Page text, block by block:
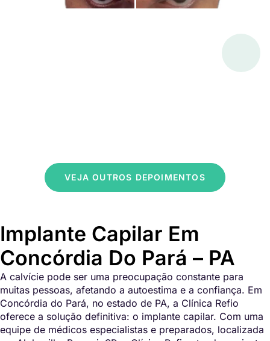
VEJA OUTROS DEPOIMENTOS
Implante Capilar Em
Concórdia Do Pará – PA
A calvície pode ser uma preocupação constante para
muitas pessoas, afetando a autoestima e a confiança. Em
Concórdia do Pará, no estado de PA, a Clínica Refio
oferece a solução definitiva: o implante capilar. Com uma
equipe de médicos especialistas e preparados, localizada